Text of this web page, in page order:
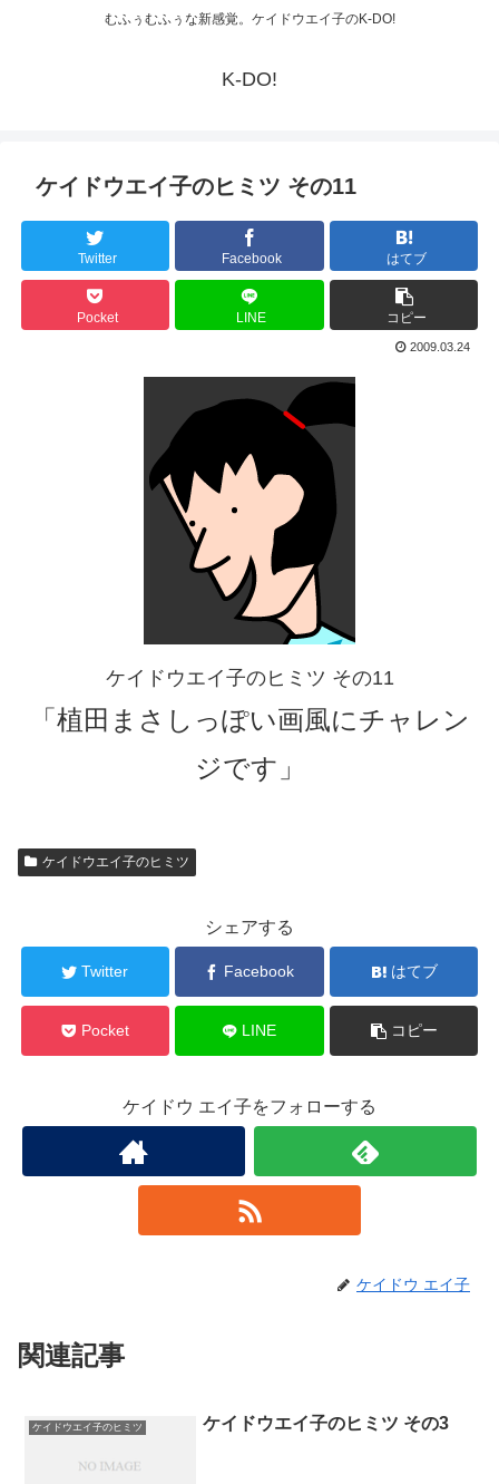
むふぅむふぅな新感覚。ケイドウエイ子のK-DO!
K-DO!
ケイドウエイ子のヒミツ その11
Twitter Facebook はてブ
Pocket LINE コピー
2009.03.24
ケイドウエイ子のヒミツ その11
「植田まさしっぽい画風にチャレン
ジです」
ケイドウエイ子のヒミツ
シェアする
Twitter Facebook はてブ
Pocket LINE コピー
ケイドウ エイ子をフォローする
ケイドウ エイ子
関連記事
ケイドウエイ子のヒミツ ケイドウエイ子のヒミツ その3